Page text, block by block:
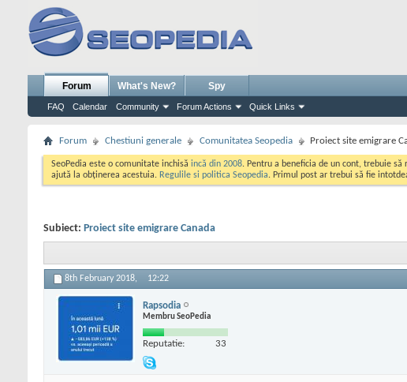
Forum
FAQ Calendar Community Forum Actions Quick Links
What's New? Spy
Forum Chestiuni generale Comunitatea Seopedia Proiect site emigrare
SeoPedia este o comunitate inchisă incă din 2008. Pentru a beneficia de un cont, trebuie
ajută la obținerea acestuia. Regulile si politica Seopedia. Primul post ar trebui să fie
Subiect: Proiect site emigrare Canada
8th February 2018, 12:22
Rapsodia
Membru SeoPedia
Reputatie: 33